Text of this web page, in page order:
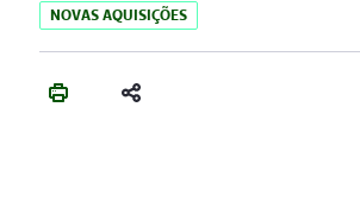
NOVAS AQUISIÇÕES